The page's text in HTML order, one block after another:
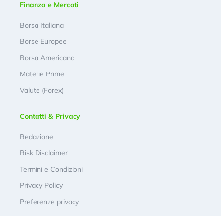
Finanza e Mercati
Borsa Italiana
Borse Europee
Borsa Americana
Materie Prime
Valute (Forex)
Contatti & Privacy
Redazione
Risk Disclaimer
Termini e Condizioni
Privacy Policy
Preferenze privacy